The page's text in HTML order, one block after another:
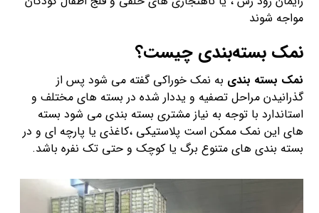
مواجه شوند
نمک بسته‌بندی چیست؟
نمک بسته بندی به نمک خوراکی گفته می شود پس از
گذرانیدن مراحل تصفیه و یددار شده در بسته های مختلف و
استاندارد با توجه به نیاز مشتری بسته بندی می شود بسته
های این نمک ممکن است پلاستیکی ،کاغذی یا پارچه ای و در
بسته بندی های متنوع برگ یا کوچک و حتی تک نفره باشد.